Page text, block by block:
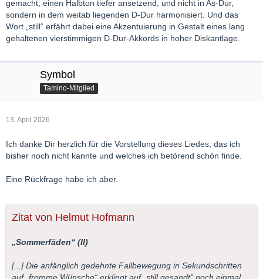
gemacht, einen Halbton tiefer ansetzend, und nicht in As-Dur,
sondern in dem weitab liegenden D-Dur harmonisiert. Und das
Wort „still“ erfährt dabei eine Akzentuierung in Gestalt eines lang
gehaltenen vierstimmigen D-Dur-Akkords in hoher Diskantlage.
Symbol
Tamino-Mitglied
13. April 2026
Ich danke Dir herzlich für die Vorstellung dieses Liedes, das ich
bisher noch nicht kannte und welches ich betörend schön finde.
Eine Rückfrage habe ich aber.
Zitat von Helmut Hofmann
„Sommerfäden“ (II)
[...] Die anfänglich gedehnte Fallbewegung in Sekundschritten